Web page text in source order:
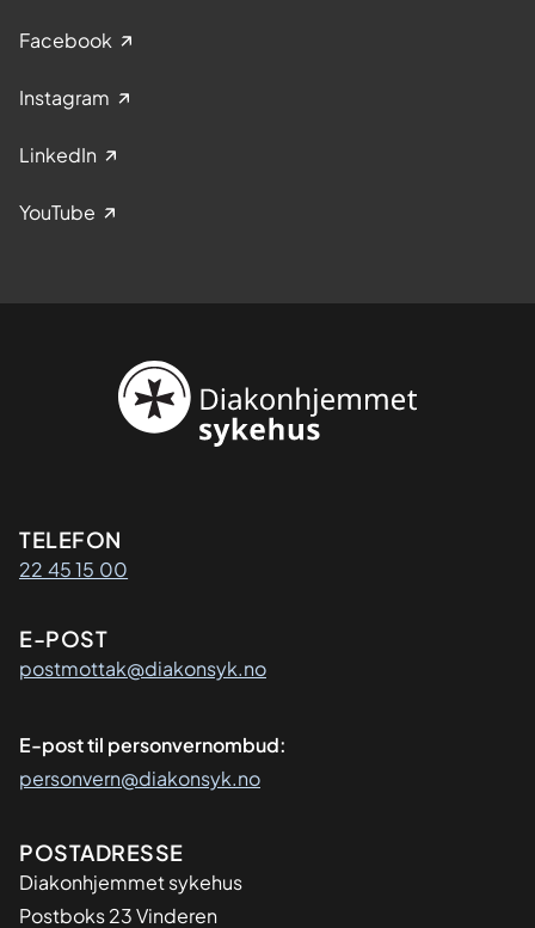
Facebook
Instagram
LinkedIn
YouTube
Kontaktinformasjon
TELEFON
22 45 15 00
E-POST
postmottak@diakonsyk.no
E-post til personvernombud:
personvern@diakonsyk.no
Adresse
POSTADRESSE
Diakonhjemmet sykehus
Postboks 23 Vinderen